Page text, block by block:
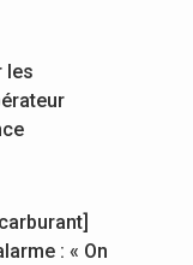
les
: « On